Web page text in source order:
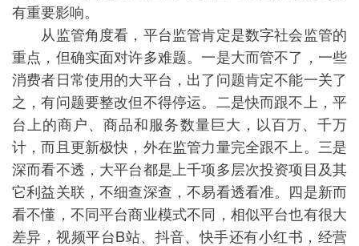
有重要影响。
从监管角度看，平台监管肯定是数字社会监管的
重点，但确实面对许多难题。一是大而管不了，一些
消费者日常使用的大平台，出了问题肯定不能一关了
之，有问题要整改但不得停运。二是快而跟不上，平
台上的商户、商品和服务数量巨大，以百万、千万
计，而且更新极快，外在监管力量完全跟不上。三是
深而看不透，大平台都是上千项多层次投资项目及其
它利益关联，不细查深查，不易看透看准。四是新而
看不懂，不同平台商业模式不同，相似平台也有很大
差异，视频平台B站、抖音、快手还有小红书，经营